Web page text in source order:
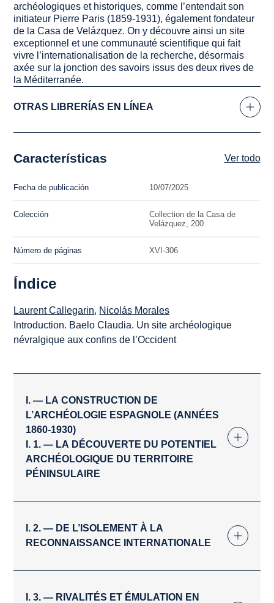
archéologiques et historiques, comme l’entendait son
initiateur Pierre Paris (1859-1931), également fondateur
de la Casa de Velázquez. On y découvre ainsi un site
exceptionnel et une communauté scientifique qui fait
vivre l’internationalisation de la recherche, désormais
axée sur la jonction des savoirs issus des deux rives de
la Méditerranée.
OTRAS LIBRERÍAS EN LÍNEA
Características Ver todo
Fecha de publicación 10/07/2025
Colección
Collection de la Casa de
Velázquez, 200
Número de páginas XVI-306
Índice
Laurent Callegarin, Nicolás Morales
Introduction. Baelo Claudia. Un site archéologique
névralgique aux confins de l’Occident
I. — LA CONSTRUCTION DE
L’ARCHÉOLOGIE ESPAGNOLE (ANNÉES
1860-1930)
I. 1. — LA DÉCOUVERTE DU POTENTIEL
ARCHÉOLOGIQUE DU TERRITOIRE
PÉNINSULAIRE
I. 2. — DE L’ISOLEMENT À LA
RECONNAISSANCE INTERNATIONALE
I. 3. — RIVALITÉS ET ÉMULATION EN